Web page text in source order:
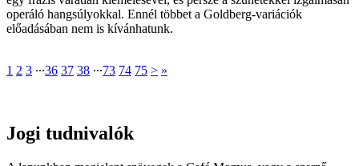
operáló hangsúlyokkal. Ennél többet a Goldberg-variációk
előadásában nem is kívánhatunk.
1 2 3 ∙∙∙36 37 38 ∙∙∙73 74 75 > »
Jogi tudnivalók